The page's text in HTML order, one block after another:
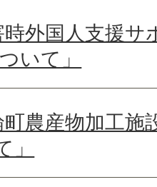
外国人支援サ
いて」
農産物加工施